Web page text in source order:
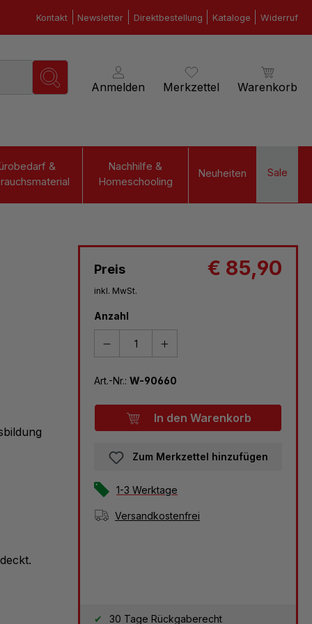
Kontakt Newsletter Direktbestellung Kataloge Widerruf
Anmelden Merkzettel Warenkorb
&
Nachhilfe &
Homeschooling
Neuheiten Sale
Preis € 85,90
inkl. MwSt.
Anzahl
Art.-Nr.: W-90660
In den Warenkorb
Zum Merkzettel hinzufügen
1-3 Werktage
Versandkostenfrei
30 Tage Rückgaberecht